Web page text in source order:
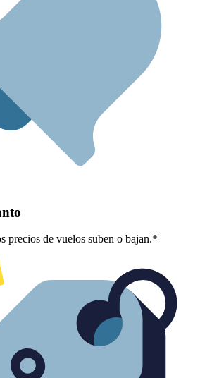
precios de vuelos suben o bajan.*